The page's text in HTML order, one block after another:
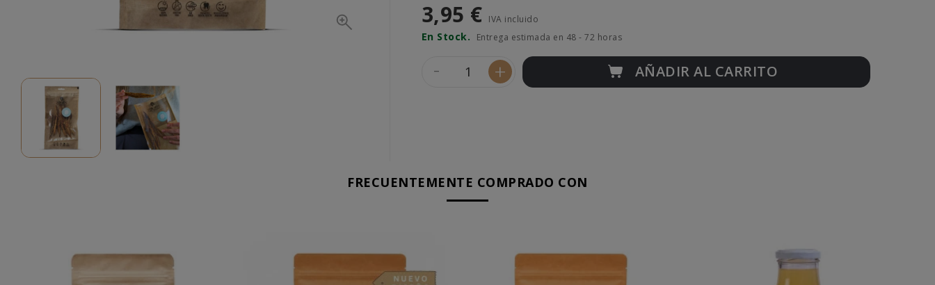
3,95 € IVA incluido
En Stock. Entrega estimada en 48 - 72 horas
- + AÑADIR AL CARRITO
FRECUENTEMENTE COMPRADO CON